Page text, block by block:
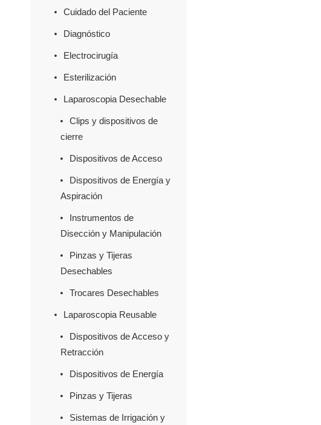
Cuidado del Paciente
Diagnóstico
Electrocirugía
Esterilización
Laparoscopia Desechable
Clips y dispositivos de
cierre
Dispositivos de Acceso
Dispositivos de Energía y
Aspiración
Instrumentos de
Disección y Manipulación
Pinzas y Tijeras
Desechables
Trocares Desechables
Laparoscopia Reusable
Dispositivos de Acceso y
Retracción
Dispositivos de Energía
Pinzas y Tijeras
Sistemas de Irrigación y